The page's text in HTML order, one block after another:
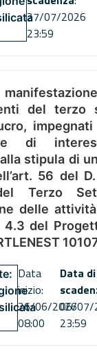
27/07/2026
23:59
del terzo
di
stipula di
56 del
Terzo
delle
del
Data
inizio:
26/06/2026
08:00
Data di
06/07/
23:59